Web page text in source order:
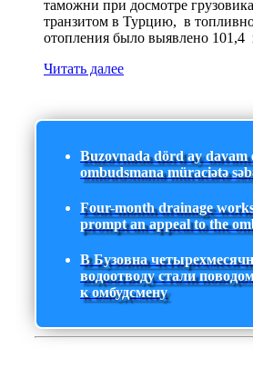
таможни при досмотре
транзитом в Турцию, в
отопления было выявлено 101,4
Читать далее
Buzovnada dörd ay davam
ombudsmana müraciətə
Four-month drainage
prompt an appeal to the
В Бузовна
водоотводу стали
к омбудсмену